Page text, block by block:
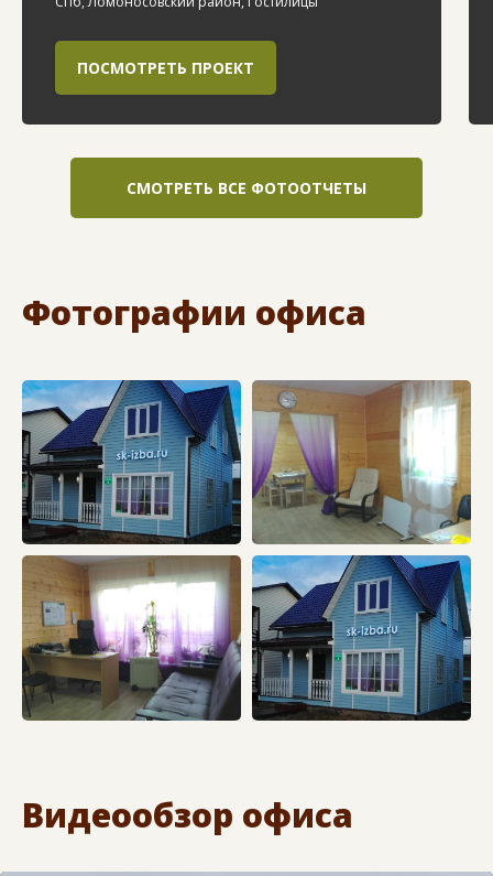
ПОСМОТРЕТЬ ПРОЕКТ
СМОТРЕТЬ ВСЕ ФОТООТЧЕТЫ
Фотографии офиса
Видеообзор офиса